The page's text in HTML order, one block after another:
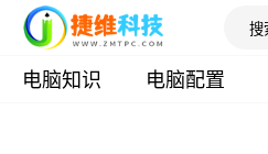
电脑知识 电脑配置